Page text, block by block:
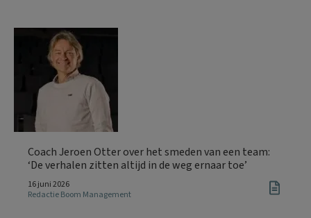
Coach Jeroen Otter over het smeden van een team:
‘De verhalen zitten altijd in de weg ernaar toe’
16 juni 2026
Redactie Boom Management